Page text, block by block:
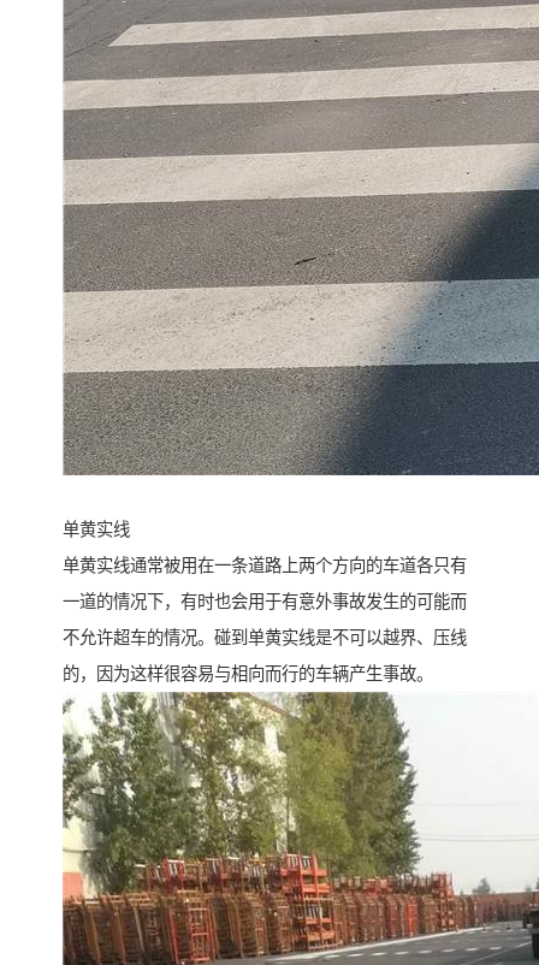
单黄实线
单黄实线通常被用在一条道路上两个方向的车道各只有
一道的情况下，有时也会用于有意外事故发生的可能而
不允许超车的情况。碰到单黄实线是不可以越界、压线
的，因为这样很容易与相向而行的车辆产生事故。